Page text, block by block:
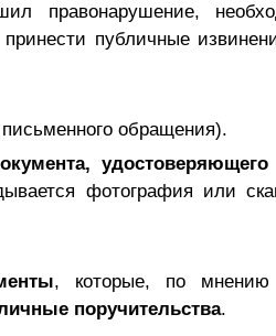
правонарушение,
принести публичные
обращения).
удостоверяющего
фотография или
, которые, по мнению
поручительства.